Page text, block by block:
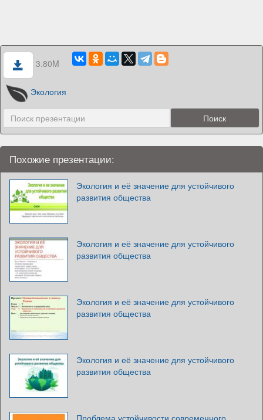
3.80M
Экология
Похожие презентации:
Экология и её значение для устойчивого
развития общества
Экология и её значение для устойчивого
развития общества
Экология и её значение для устойчивого
развития общества
Экология и её значение для устойчивого
развития общества
Проблема устойчивости современного